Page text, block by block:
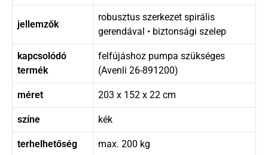
jellemzők
robusztus szerkezet spirális
gerendával • biztonsági szelep
kapcsolódó
termék
felfújáshoz pumpa szükséges
(Avenli 26-891200)
méret 203 x 152 x 22 cm
színe kék
terhelhetőség max. 200 kg